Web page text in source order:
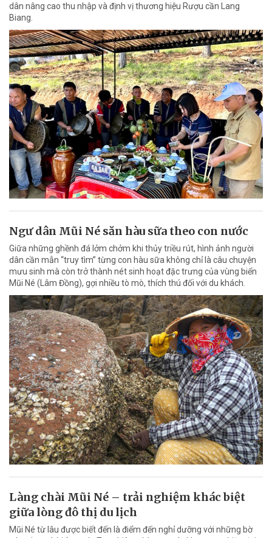
dân nâng cao thu nhập và định vị thương hiệu Rượu cần Lang
Biang.
Ngư dân Mũi Né săn hàu sữa theo con nước
Giữa những ghềnh đá lởm chởm khi thủy triều rút, hình ảnh người
dân cần mẫn “truy tìm” từng con hàu sữa không chỉ là câu chuyện
mưu sinh mà còn trở thành nét sinh hoạt đặc trưng của vùng biển
Mũi Né (Lâm Đồng), gợi nhiều tò mò, thích thú đối với du khách.
Làng chài Mũi Né – trải nghiệm khác biệt
giữa lòng đô thị du lịch
Mũi Né từ lâu được biết đến là điểm đến nghỉ dưỡng với những bờ